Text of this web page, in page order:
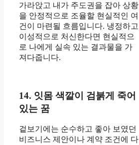
가라앉고 내가 주도권을 잡아 상황
을 안정적으로 조율할 현실적인 여
건이 마련될 흐름입니다. 냉정하고
이성적으로 처신한다면 현실적으
로 나에게 실속 있는 결과물을 가
져다줍니다.
14. 잇몸 색깔이 검붉게 죽어
있는 꿈
겉보기에는 순수하고 좋아 보였던
비즈니스 제안이나 계약 조건에 다